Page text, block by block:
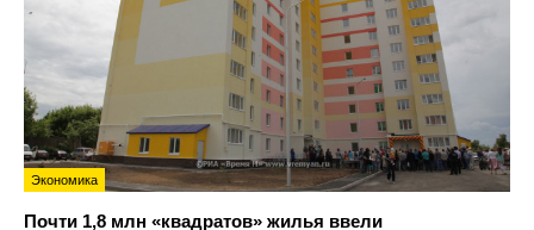
Экономика
Почти 1,8 млн «квадратов» жилья ввели